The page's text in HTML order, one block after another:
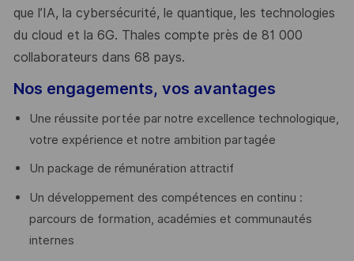
que l’IA, la cybersécurité, le quantique, les technologies
du cloud et la 6G. Thales compte près de 81 000
collaborateurs dans 68 pays.
Nos engagements, vos avantages
Une réussite portée par notre excellence technologique,
votre expérience et notre ambition partagée
Un package de rémunération attractif
Un développement des compétences en continu :
parcours de formation, académies et communautés
internes